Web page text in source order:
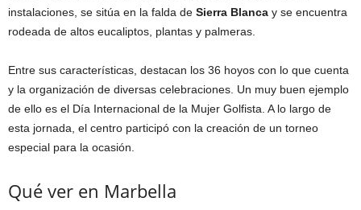
instalaciones, se sitúa en la falda de Sierra Blanca y se encuentra
rodeada de altos eucaliptos, plantas y palmeras.
Entre sus características, destacan los 36 hoyos con lo que cuenta
y la organización de diversas celebraciones. Un muy buen ejemplo
de ello es el Día Internacional de la Mujer Golfista. A lo largo de
esta jornada, el centro participó con la creación de un torneo
especial para la ocasión.
Qué ver en Marbella